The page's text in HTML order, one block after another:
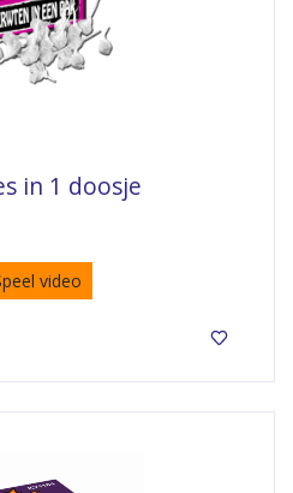
in 1 doosje
video